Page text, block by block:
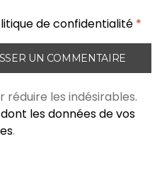
de confidentialité *
réduire les indésirables.
les données de vos
.